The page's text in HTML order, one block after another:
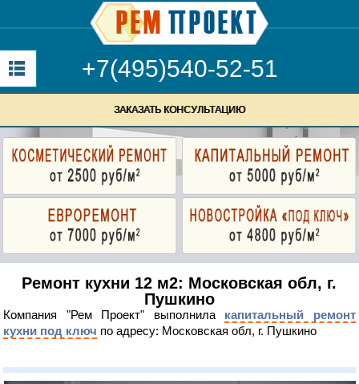
+7(495)540-52-51
ЗАКАЗАТЬ КОНСУЛЬТАЦИЮ
Ремонт кухни 12 м2: Московская обл, г.
Пушкино
Компания "Рем Проект" выполнила капитальный ремонт
кухни под ключ по адресу: Московская обл, г. Пушкино